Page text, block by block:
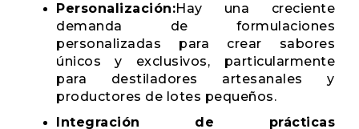
Personalización:Hay una creciente
demanda de formulaciones
personalizadas para crear sabores
únicos y exclusivos, particularmente
para destiladores artesanales y
productores de lotes pequeños.
Integración de prácticas